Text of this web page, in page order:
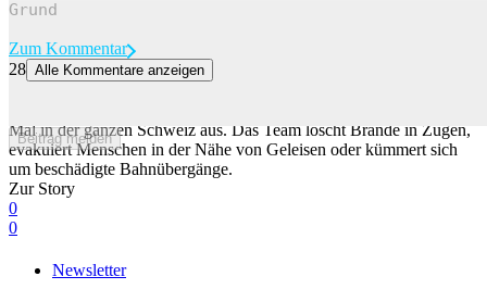
Beitrag melden
Zum Kommentar
28 Alle Kommentare anzeigen
Mal in der ganzen Schweiz aus. Das Team löscht Brände in Zügen,
evakuiert Menschen in der Nähe von Geleisen oder kümmert sich
um beschädigte Bahnübergänge.
Zur Story
0
0
Newsletter